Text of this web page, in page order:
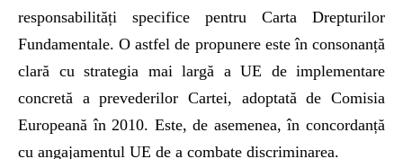
responsabilități specifice pentru Carta Drepturilor
Fundamentale. O astfel de propunere este în consonanță
clară cu strategia mai largă a UE de implementare
concretă a prevederilor Cartei, adoptată de Comisia
Europeană în 2010. Este, de asemenea, în concordanță
cu angajamentul UE de a combate discriminarea.